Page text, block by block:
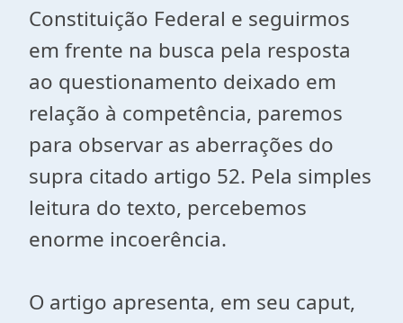
Constituição Federal e seguirmos
em frente na busca pela resposta
ao questionamento deixado em
relação à competência, paremos
para observar as aberrações do
supra citado artigo 52. Pela simples
leitura do texto, percebemos
enorme incoerência.
O artigo apresenta, em seu caput,